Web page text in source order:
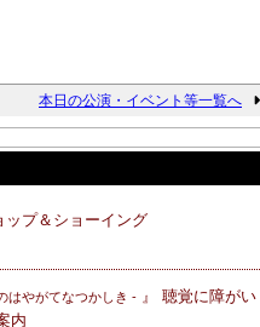
本日の公演・イベント等一覧へ
プ＆ショーイング
はやがてなつかしき -』 聴覚に障がい
内